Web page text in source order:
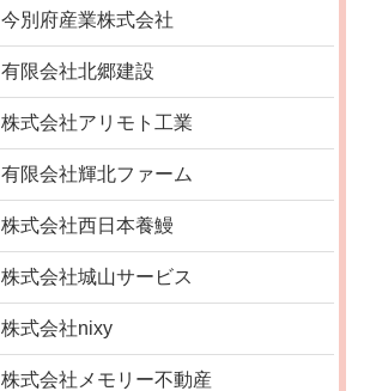
今別府産業株式会社
有限会社北郷建設
株式会社アリモト工業
有限会社輝北ファーム
株式会社西日本養鰻
株式会社城山サービス
株式会社nixy
株式会社メモリー不動産